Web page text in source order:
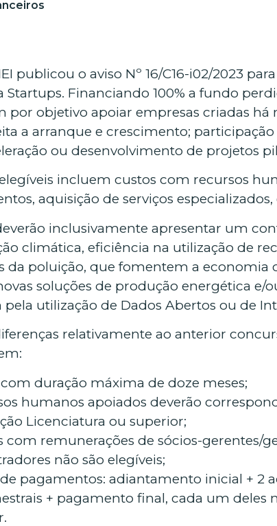
publicou o aviso Nº 16/C16-i02/2023
Startups. Financiando 100% a fundo
por objetivo apoiar empresas criadas há
a arranque e crescimento;
ou desenvolvimento de projetos
incluem custos com recursos
aquisição de serviços
inclusivamente apresentar um
climática, eficiência na utilização de
da poluição, que fomentem a economia
soluções de produção energética e/
utilização de Dados Abertos ou de
relativamente ao anterior
duração máxima de doze meses;
humanos apoiados deverão
Licenciatura ou superior;
com remunerações de sócios-gerentes/
não são elegíveis;
pagamentos: adiantamento inicial + 2
+ pagamento final, cada um deles